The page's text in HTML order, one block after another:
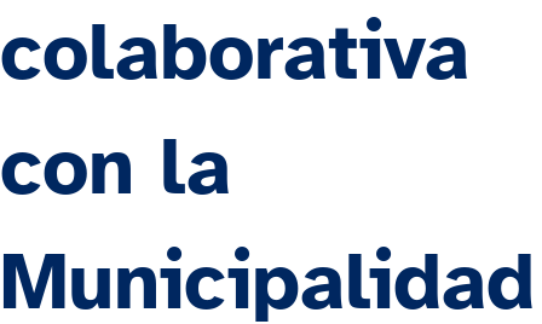
colaborativa
con la
Municipalidad